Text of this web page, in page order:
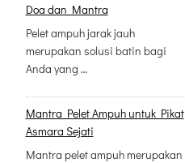
Doa dan Mantra
Pelet ampuh jarak jauh
merupakan solusi batin bagi
Anda yang …
Mantra Pelet Ampuh untuk Pikat
Asmara Sejati
Mantra pelet ampuh merupakan